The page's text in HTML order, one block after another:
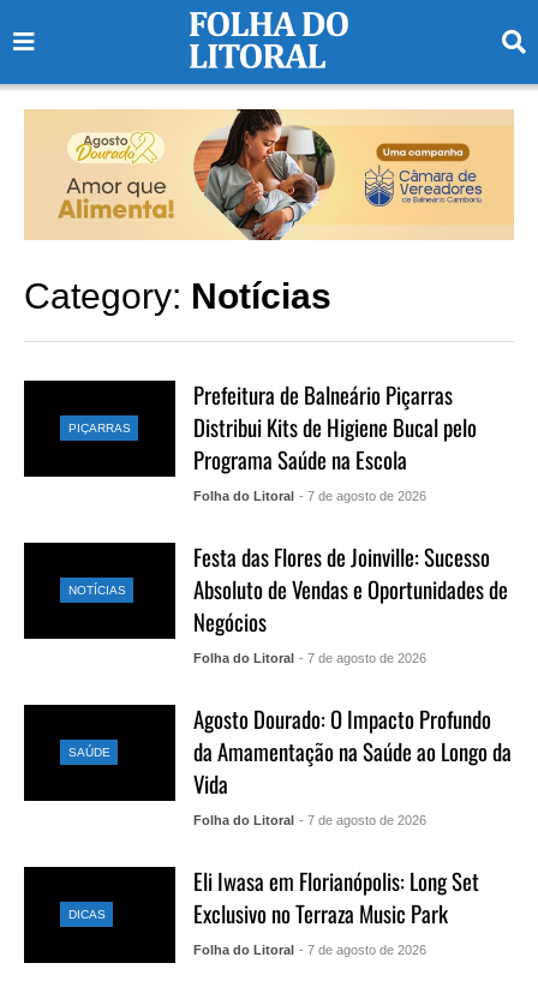
Category: Notícias
PIÇARRAS
Prefeitura de Balneário Piçarras
Distribui Kits de Higiene Bucal pelo
Programa Saúde na Escola
Folha do Litoral - 7 de agosto de 2026
NOTÍCIAS
Festa das Flores de Joinville: Sucesso
Absoluto de Vendas e Oportunidades de
Negócios
Folha do Litoral - 7 de agosto de 2026
SAÚDE
Agosto Dourado: O Impacto Profundo
da Amamentação na Saúde ao Longo da
Vida
Folha do Litoral - 7 de agosto de 2026
DICAS
Eli Iwasa em Florianópolis: Long Set
Exclusivo no Terraza Music Park
Folha do Litoral - 7 de agosto de 2026